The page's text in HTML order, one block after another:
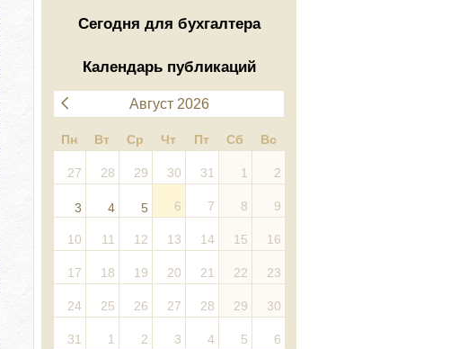
Сегодня для бухгалтера
Календарь публикаций
Август 2026
Пн Вт Ср Чт Пт Сб Вс
27 28 29 30 31 1 2
3 4 5 6 7 8 9
10 11 12 13 14 15 16
17 18 19 20 21 22 23
24 25 26 27 28 29 30
31 1 2 3 4 5 6